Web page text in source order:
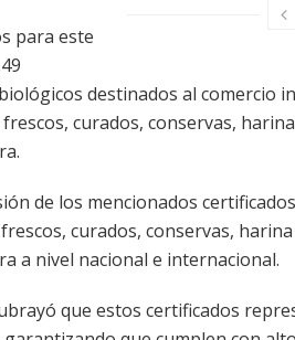
para este
destinados al comercio
curados, conservas,
de los mencionados
curados, conservas, harina
a nivel nacional e internacional.
que estos certificados